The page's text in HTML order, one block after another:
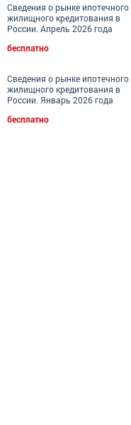
Сведения о рынке ипотечного
жилищного кредитования в
России. Апрель 2026 года
бесплатно
Сведения о рынке ипотечного
жилищного кредитования в
России. Январь 2026 года
бесплатно